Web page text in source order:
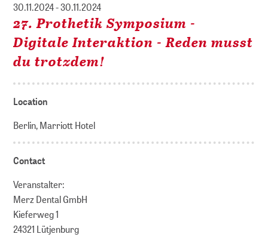
30.11.2024 - 30.11.2024
27. Prothetik Symposium -
Digitale Interaktion - Reden musst
du trotzdem!
Location
Berlin, Marriott Hotel
Contact
Veranstalter:
Merz Dental GmbH
Kieferweg 1
24321 Lütjenburg